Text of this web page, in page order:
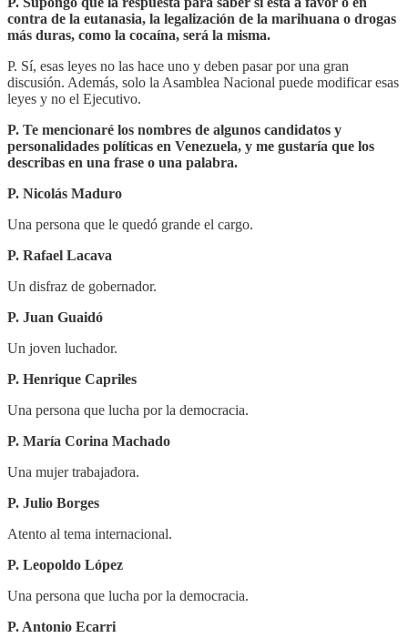
contra de la eutanasia, la legalización de la marihuana o drogas
más duras, como la cocaína, será la misma.
P. Sí, esas leyes no las hace uno y deben pasar por una gran
discusión. Además, solo la Asamblea Nacional puede modificar esas
leyes y no el Ejecutivo.
P. Te mencionaré los nombres de algunos candidatos y
personalidades políticas en Venezuela, y me gustaría que los
describas en una frase o una palabra.
P. Nicolás Maduro
Una persona que le quedó grande el cargo.
P. Rafael Lacava
Un disfraz de gobernador.
P. Juan Guaidó
Un joven luchador.
P. Henrique Capriles
Una persona que lucha por la democracia.
P. María Corina Machado
Una mujer trabajadora.
P. Julio Borges
Atento al tema internacional.
P. Leopoldo López
Una persona que lucha por la democracia.
P. Antonio Ecarri